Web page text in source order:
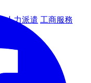
人力派遣 工商服務